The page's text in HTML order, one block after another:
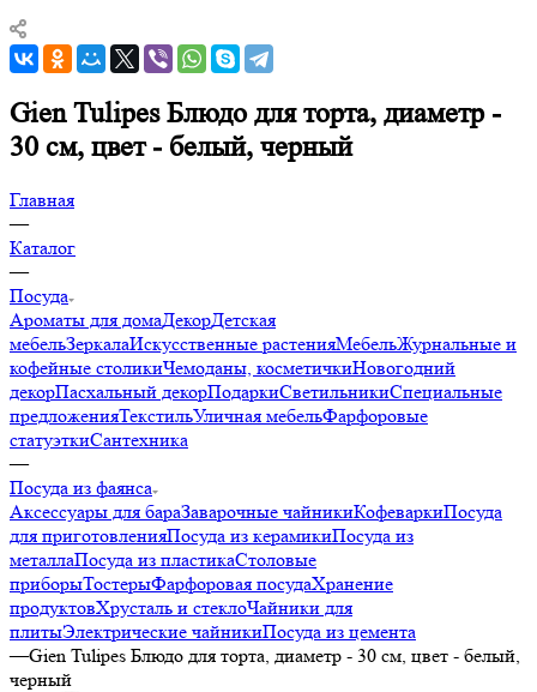
Gien Tulipes Блюдо для торта, диаметр -
30 см, цвет - белый, черный
Главная
—
Каталог
—
Посуда
Ароматы для домаДекорДетская
мебельЗеркалаИскусственные растенияМебельЖурнальные и
кофейные столикиЧемоданы, косметичкиНовогодний
декорПасхальный декорПодаркиСветильникиСпециальные
предложенияТекстильУличная мебельФарфоровые
статуэткиСантехника
—
Посуда из фаянса
Аксессуары для бараЗаварочные чайникиКофеваркиПосуда
для приготовленияПосуда из керамикиПосуда из
металлаПосуда из пластикаСтоловые
приборыТостерыФарфоровая посудаХранение
продуктовХрусталь и стеклоЧайники для
плитыЭлектрические чайникиПосуда из цемента
—Gien Tulipes Блюдо для торта, диаметр - 30 см, цвет - белый,
черный